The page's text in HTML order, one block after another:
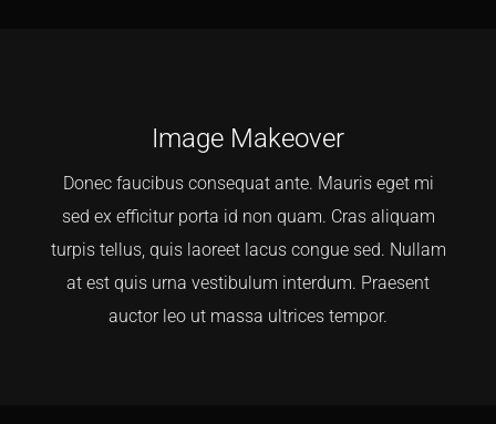
Image Makeover
Donec faucibus consequat ante. Mauris eget mi
sed ex efficitur porta id non quam. Cras aliquam
turpis tellus, quis laoreet lacus congue sed. Nullam
at est quis urna vestibulum interdum. Praesent
auctor leo ut massa ultrices tempor.